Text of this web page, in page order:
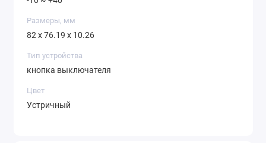
Размеры, мм
82 x 76.19 x 10.26
Тип устройства
кнопка выключателя
Цвет
Устричный